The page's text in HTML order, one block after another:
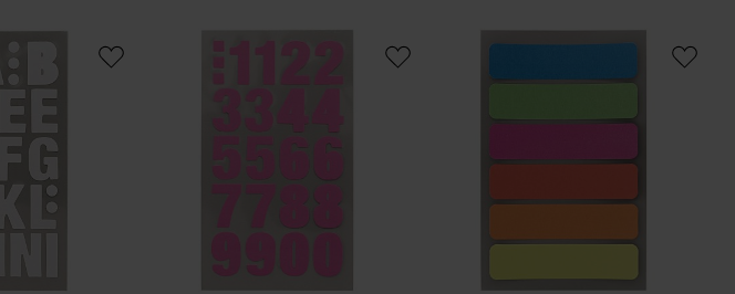
Sticker Buchstaben weiß 4 BogenPaper Poetry Office Sticker Zahlen neonpink 4 BogenPaper Poetry Office Sticker Etiketten